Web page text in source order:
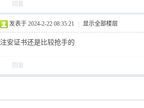
回复
发表于 2024-2-22 08:35:21 显示全部楼层
注安证书还是比较抢手的
回复